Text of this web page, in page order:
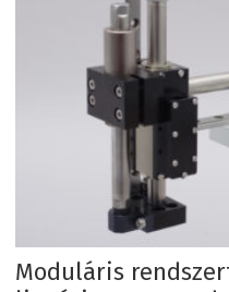
Moduláris